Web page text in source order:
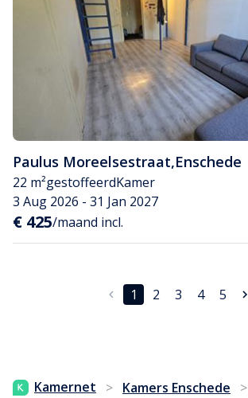
Paulus Moreelsestraat,Enschede
22 m²gestoffeerdKamer
3 Aug 2026 - 31 Jan 2027
€ 425/maand incl.
1 2 3 4 5
Kamernet > Kamers Enschede >